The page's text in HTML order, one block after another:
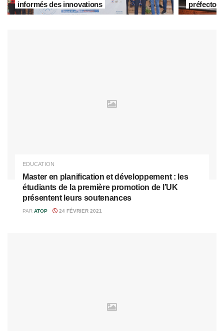
informés des innovations
EDUCATION
Master en planification et développement : les
étudiants de la première promotion de l’UK
présentent leurs soutenances
PAR ATOP 24 FÉVRIER 2021